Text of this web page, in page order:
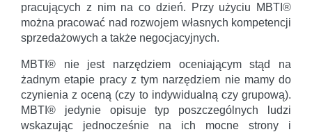
pracujących z nim na co dzień. Przy użyciu MBTI®
można pracować nad rozwojem własnych kompetencji
sprzedażowych a także negocjacyjnych.
MBTI® nie jest narzędziem oceniającym stąd na
żadnym etapie pracy z tym narzędziem nie mamy do
czynienia z oceną (czy to indywidualną czy grupową).
MBTI® jedynie opisuje typ poszczególnych ludzi
wskazując jednocześnie na ich mocne strony i